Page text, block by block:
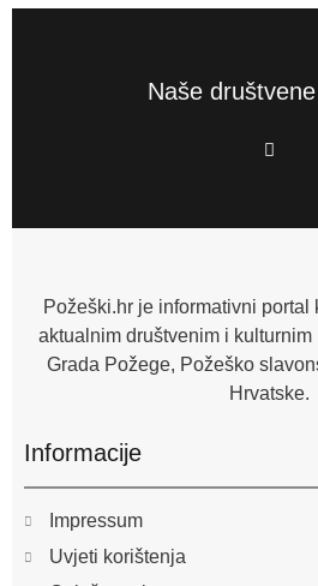
Naše
F
a
o
f
Požeški.hr je informativni
aktualnim društvenim i
Grada Požege, Požeško
Hrvatske.
Informacije
Impressum
Uvjeti korištenja